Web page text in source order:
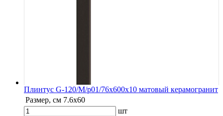
Плинтус G-120/М/p01/76x600x10 матовый керамогранит
Размер, см 7.6х60
шт